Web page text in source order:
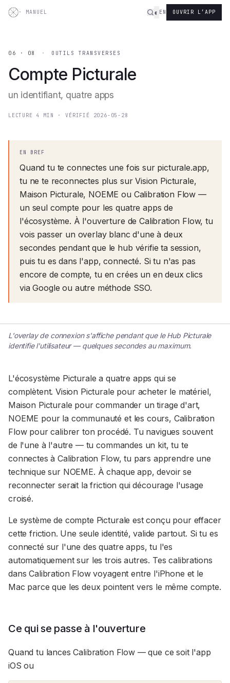
Aller au contenu
· MANUEL ◐ EN OUVRIR L’APP
06 · 08 · OUTILS TRANSVERSES
Compte Picturale
un identifiant, quatre apps
LECTURE 4 MIN · VÉRIFIÉ 2026-05-28
EN BREF
Quand tu te connectes une fois sur picturale.app,
tu ne te reconnectes plus sur Vision Picturale,
Maison Picturale, NOEME ou Calibration Flow —
un seul compte pour les quatre apps de
l'écosystème. À l'ouverture de Calibration Flow, tu
vois passer un overlay blanc d'une à deux
secondes pendant que le hub vérifie ta session,
puis tu es dans l'app, connecté. Si tu n'as pas
encore de compte, tu en crées un en deux clics
via Google ou autre méthode SSO.
L'overlay de connexion s'affiche pendant que le Hub
Picturale identifie l'utilisateur — quelques secondes au
maximum.
L'overlay de connexion s'affiche pendant que le Hub Picturale
identifie l'utilisateur — quelques secondes au maximum.
L'écosystème Picturale a quatre apps qui se
complètent. Vision Picturale pour acheter le matériel,
Maison Picturale pour commander un tirage d'art,
NOEME pour la communauté et les cours, Calibration
Flow pour calibrer ton procédé. Tu navigues souvent
de l'une à l'autre — tu commandes un kit, tu te
connectes à Calibration Flow, tu pars apprendre une
technique sur NOEME. À chaque app, devoir se
reconnecter serait la friction qui décourage l'usage
croisé.
Le système de compte Picturale est conçu pour effacer
cette friction. Une seule identité, valide partout. Si tu es
connecté sur l'une des quatre apps, tu l'es
automatiquement sur les trois autres. Tes calibrations
dans Calibration Flow voyagent entre l'iPhone et le
Mac parce que les deux pointent vers le même compte.
Ce qui se passe à l'ouverture
Quand tu lances Calibration Flow — que ce soit l'app
iOS ou